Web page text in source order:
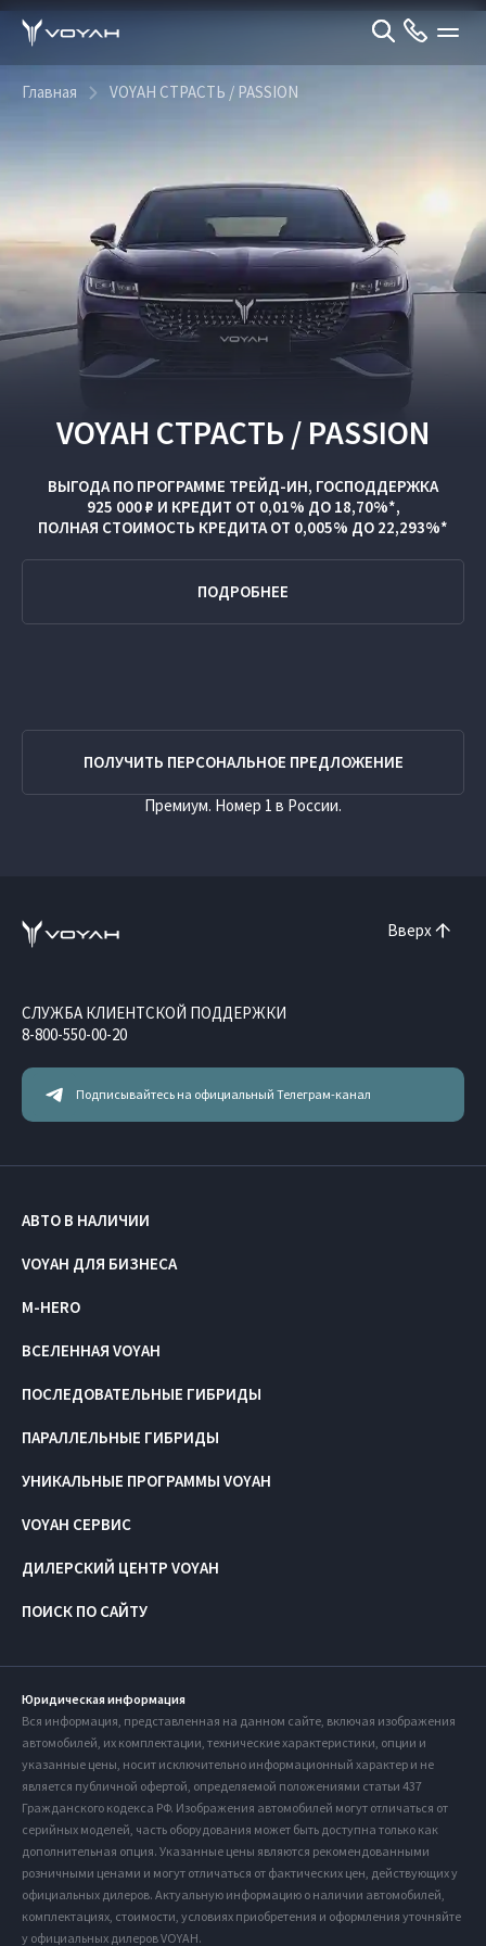
Главная VOYAH СТРАСТЬ / PASSION
VOYAH СТРАСТЬ / PASSION
ВЫГОДА ПО ПРОГРАММЕ ТРЕЙД-ИН, ГОСПОДДЕРЖКА
925 000 ₽ И КРЕДИТ ОТ 0,01% ДО 18,70%*,
ПОЛНАЯ СТОИМОСТЬ КРЕДИТА ОТ 0,005% ДО 22,293%*
ПОДРОБНЕЕ
ПОЛУЧИТЬ ПЕРСОНАЛЬНОЕ ПРЕДЛОЖЕНИЕ
Премиум. Номер 1 в России.
Вверх
Подписывайтесь на официальный Телеграм-канал
СЛУЖБА КЛИЕНТСКОЙ ПОДДЕРЖКИ
8-800-550-00-20
АВТО В НАЛИЧИИ
VOYAH ДЛЯ БИЗНЕСА
M-HERO
ПОИСК ПО САЙТУ
ВСЕЛЕННАЯ VOYAH
ПОСЛЕДОВАТЕЛЬНЫЕ ГИБРИДЫ
ПАРАЛЛЕЛЬНЫЕ ГИБРИДЫ
УНИКАЛЬНЫЕ ПРОГРАММЫ VOYAH
VOYAH СЕРВИС
ДИЛЕРСКИЙ ЦЕНТР VOYAH
Юридическая информация
Вся информация, представленная на данном сайте, включая изображения
автомобилей, их комплектации, технические характеристики, опции и
указанные цены, носит исключительно информационный характер и не
является публичной офертой, определяемой положениями статьи 437
Гражданского кодекса РФ. Изображения автомобилей могут отличаться от
серийных моделей, часть оборудования может быть доступна только как
дополнительная опция. Указанные цены являются рекомендованными
розничными ценами и могут отличаться от фактических цен, действующих у
официальных дилеров. Актуальную информацию о наличии автомобилей,
комплектациях, стоимости, условиях приобретения и оформления уточняйте
у официальных дилеров VOYAH.